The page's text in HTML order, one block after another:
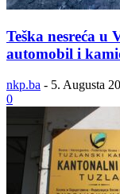
Teška nesreća u
automobil i
nkp.ba - 5. Augusta
0